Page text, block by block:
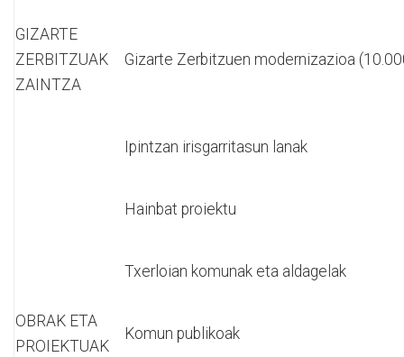
GIZARTE
ZERBITZUAK
ZAINTZA
Gizarte Zerbitzuen modernizazioa
OBRAK ETA
PROIEKTUAK
Ipintzan irisgarritasun lanak
Hainbat proiektu
Txerloian komunak eta aldagelak
Komun publikoak